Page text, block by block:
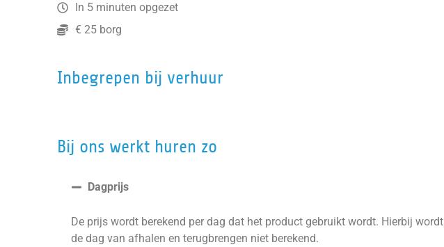
In 5 minuten opgezet
€ 25 borg
Inbegrepen bij verhuur
Bij ons werkt huren zo
Dagprijs
De prijs wordt berekend per dag dat het product gebruikt wordt. Hierbij wordt
de dag van afhalen en terugbrengen niet berekend.